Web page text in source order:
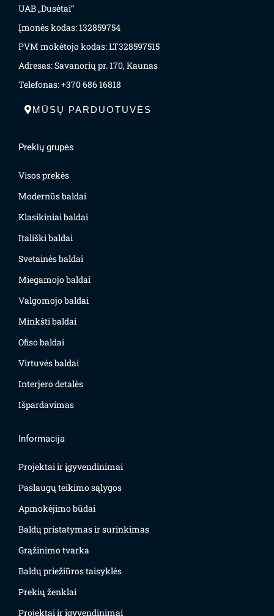
UAB „Dusėtai“
Įmonės kodas: 132859754
PVM mokėtojo kodas: LT328597515
Adresas: Savanorių pr. 170, Kaunas
Telefonas: +370 686 16818
MŪSŲ PARDUOTUVĖS
Prekių grupės
Visos prekės
Modernūs baldai
Klasikiniai baldai
Itališki baldai
Svetainės baldai
Miegamojo baldai
Valgomojo baldai
Minkšti baldai
Ofiso baldai
Virtuvės baldai
Interjero detalės
Išpardavimas
Informacija
Projektai ir įgyvendinimai
Paslaugų teikimo sąlygos
Apmokėjimo būdai
Baldų pristatymas ir surinkimas
Grąžinimo tvarka
Baldų priežiūros taisyklės
Prekių ženklai
Projektai ir įgyvendinimai